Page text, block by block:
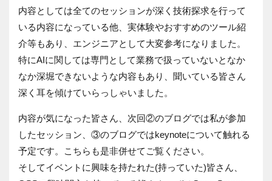
内容としては全てのセッションが深く技術探求を行って
いる内容になっている他、実体験やおすすめのツール紹
介等もあり、エンジニアとして大変参考になりました。
特にAIに関しては専門として業務で扱っていないとなか
なか深堀できないような内容もあり、聞いている皆さん
深く耳を傾けていらっしゃいました。
内容が気になった皆さん、次回②のブログでは私が参加
したセッション、③のブログではkeynoteについて触れる
予定です。こちらも是非併せてご覧ください。
そしてイベントに興味を持たれた(持っていた)皆さん、